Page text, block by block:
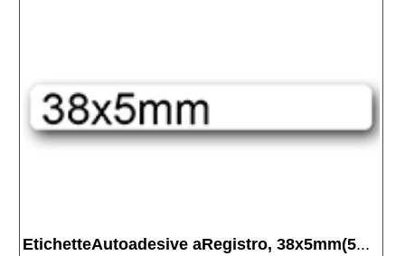
EtichetteAutoadesive aRegistro, 38x5mm(5...